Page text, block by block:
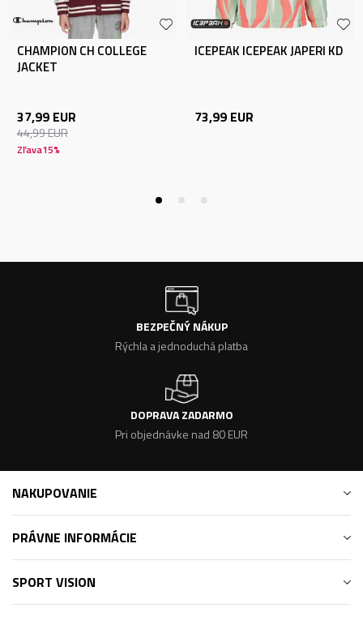
CHAMPION CH COLLEGE
JACKET
37,99 EUR
44,99EUR
Zľava15%
ICEPEAK ICEPEAK JAPERI KD
73,99 EUR
BEZPEČNÝ NÁKUP
Rýchla a jednoduchá platba
DOPRAVA ZADARMO
Pri objednávke nad 80 EUR
NAKUPOVANIE
PRÁVNE INFORMÁCIE
SPORT VISION